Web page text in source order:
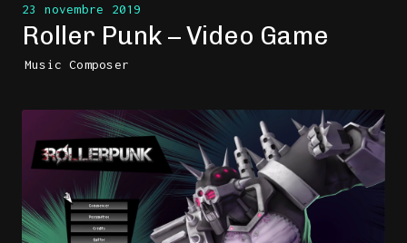
23 novembre 2019
Roller Punk – Video Game
Music Composer